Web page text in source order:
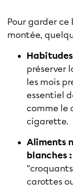
Pour garder
montée,
préserver
les mois
essentiel
comme le
cigarette.
Aliments
blanches :
carottes